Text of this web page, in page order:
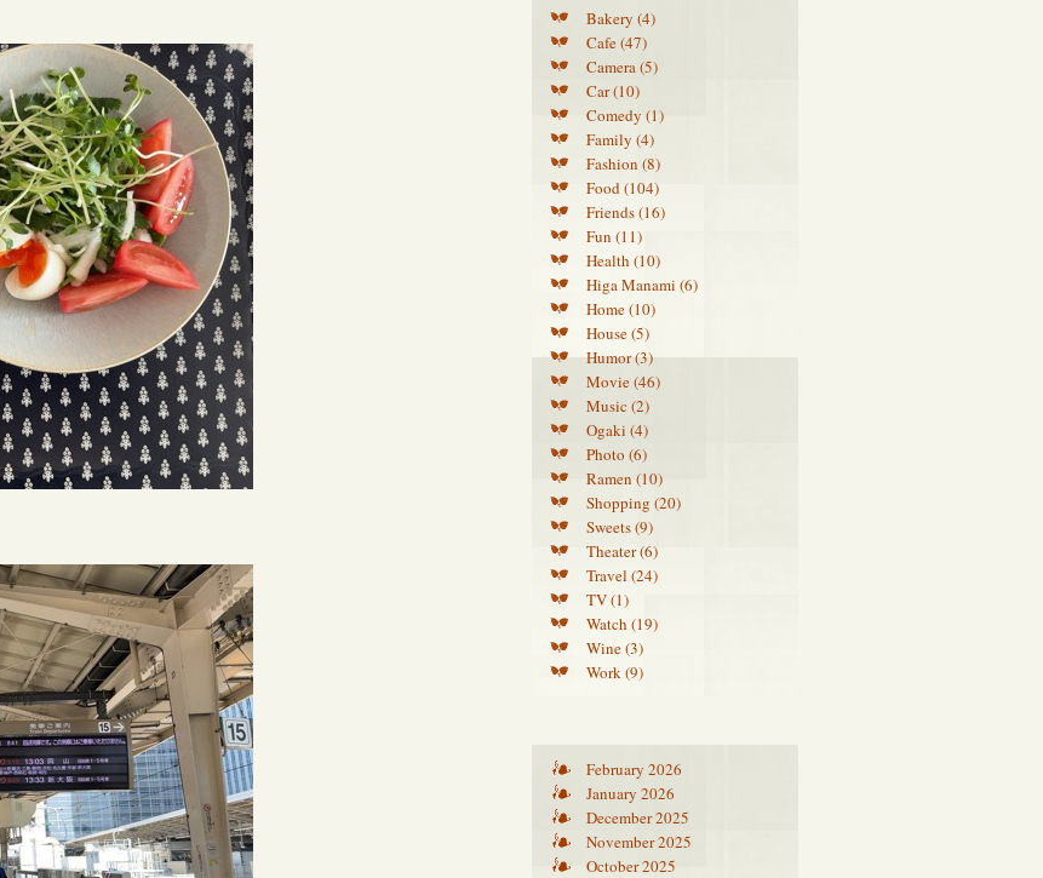
Bakery (4)
Cafe (47)
Camera (5)
Car (10)
Comedy (1)
Family (4)
Fashion (8)
Food (104)
Friends (16)
Fun (11)
Health (10)
Higa Manami (6)
Home (10)
House (5)
Humor (3)
Movie (46)
Music (2)
Ogaki (4)
Photo (6)
Ramen (10)
Shopping (20)
Sweets (9)
Theater (6)
Travel (24)
TV (1)
Watch (19)
Wine (3)
Work (9)
February 2026
January 2026
December 2025
November 2025
October 2025